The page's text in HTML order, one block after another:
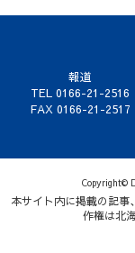
報道
TEL 0166-21-2516
FAX 0166-21-2517
Copyright©
本サイト内に掲載の記
作権は北